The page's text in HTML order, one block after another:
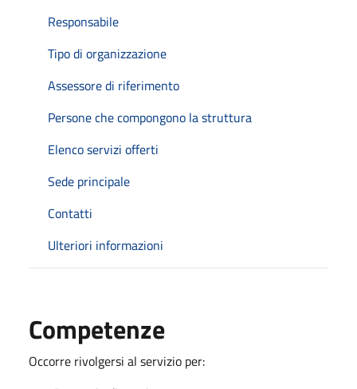
Responsabile
Tipo di organizzazione
Assessore di riferimento
Persone che compongono la struttura
Elenco servizi offerti
Sede principale
Contatti
Ulteriori informazioni
Competenze
Occorre rivolgersi al servizio per: